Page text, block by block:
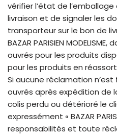
vérifier l’état de
livraison et de signaler les
transporteur sur le bon de
BAZAR PARISIEN
ouvrés pour les produits
pour les produits en
Si aucune réclamation
ouvrés après expédition de
colis perdu ou détérioré le
expressément « BAZAR
responsabilités et toute